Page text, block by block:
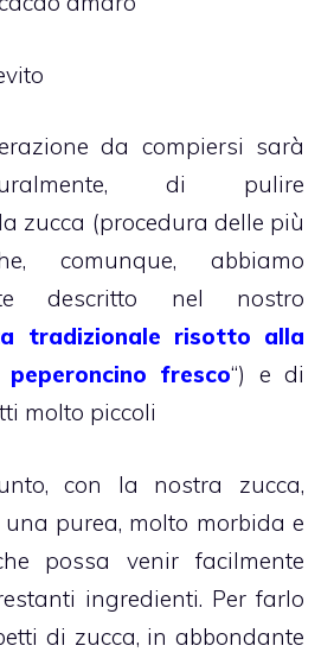
da compiersi sarà
di pulire
zucca (procedura delle più
comunque, abbiamo
descritto nel nostro
tradizionale risotto alla
fresco“) e di
molto piccoli
con la nostra zucca,
purea, molto morbida e
possa venir facilmente
ingredienti. Per farlo
di zucca, in abbondante